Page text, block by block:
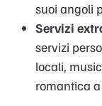
suoi angoli
Servizi
servizi
locali,
romantica